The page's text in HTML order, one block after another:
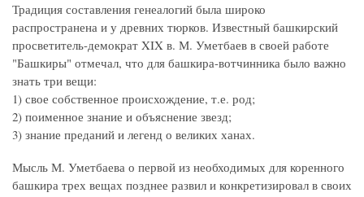
Традиция составления генеалогий была широко
распространена и у древних тюрков. Известный башкирский
просветитель-демократ XIX в. М. Уметбаев в своей работе
"Башкиры" отмечал, что для башкира-вотчинника было важно
знать три вещи:
1) свое собственное происхождение, т.е. род;
2) поименное знание и объяснение звезд;
3) знание преданий и легенд о великих ханах.
Мысль М. Уметбаева о первой из необходимых для коренного
башкира трех вещах позднее развил и конкретизировал в своих